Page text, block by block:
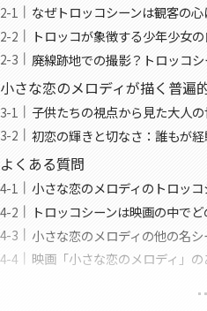
なぜトロッコシーンは観客の
トロッコが象徴する少年少女
廃線跡地での撮影？トロッコ
小さな恋のメロディが描く普遍
子供たちの視点から見た大人
初恋の輝きと切なさ：誰もが
よくある質問
小さな恋のメロディのトロッ
トロッコシーンは映画の中で
小さな恋のメロディの他の名
映画「小さな恋のメロディ」の